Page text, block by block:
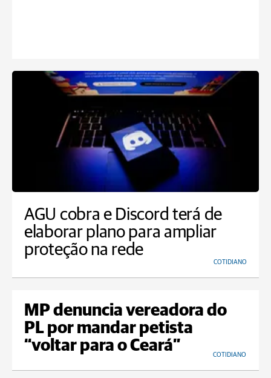
AGU cobra e Discord terá de
elaborar plano para ampliar
proteção na rede
COTIDIANO
MP denuncia vereadora do
PL por mandar petista
“voltar para o Ceará”
COTIDIANO